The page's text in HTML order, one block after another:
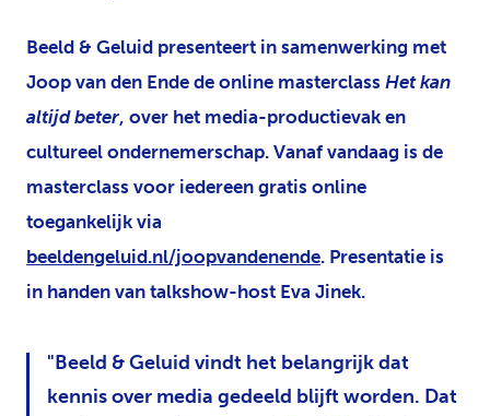
Beeld & Geluid presenteert in samenwerking met
Joop van den Ende de online masterclass Het kan
altijd beter, over het media-productievak en
cultureel ondernemerschap. Vanaf vandaag is de
masterclass voor iedereen gratis online
toegankelijk via
beeldengeluid.nl/joopvandenende. Presentatie is
in handen van talkshow-host Eva Jinek.
Beeld & Geluid vindt het belangrijk dat
kennis over media gedeeld blijft worden. Dat